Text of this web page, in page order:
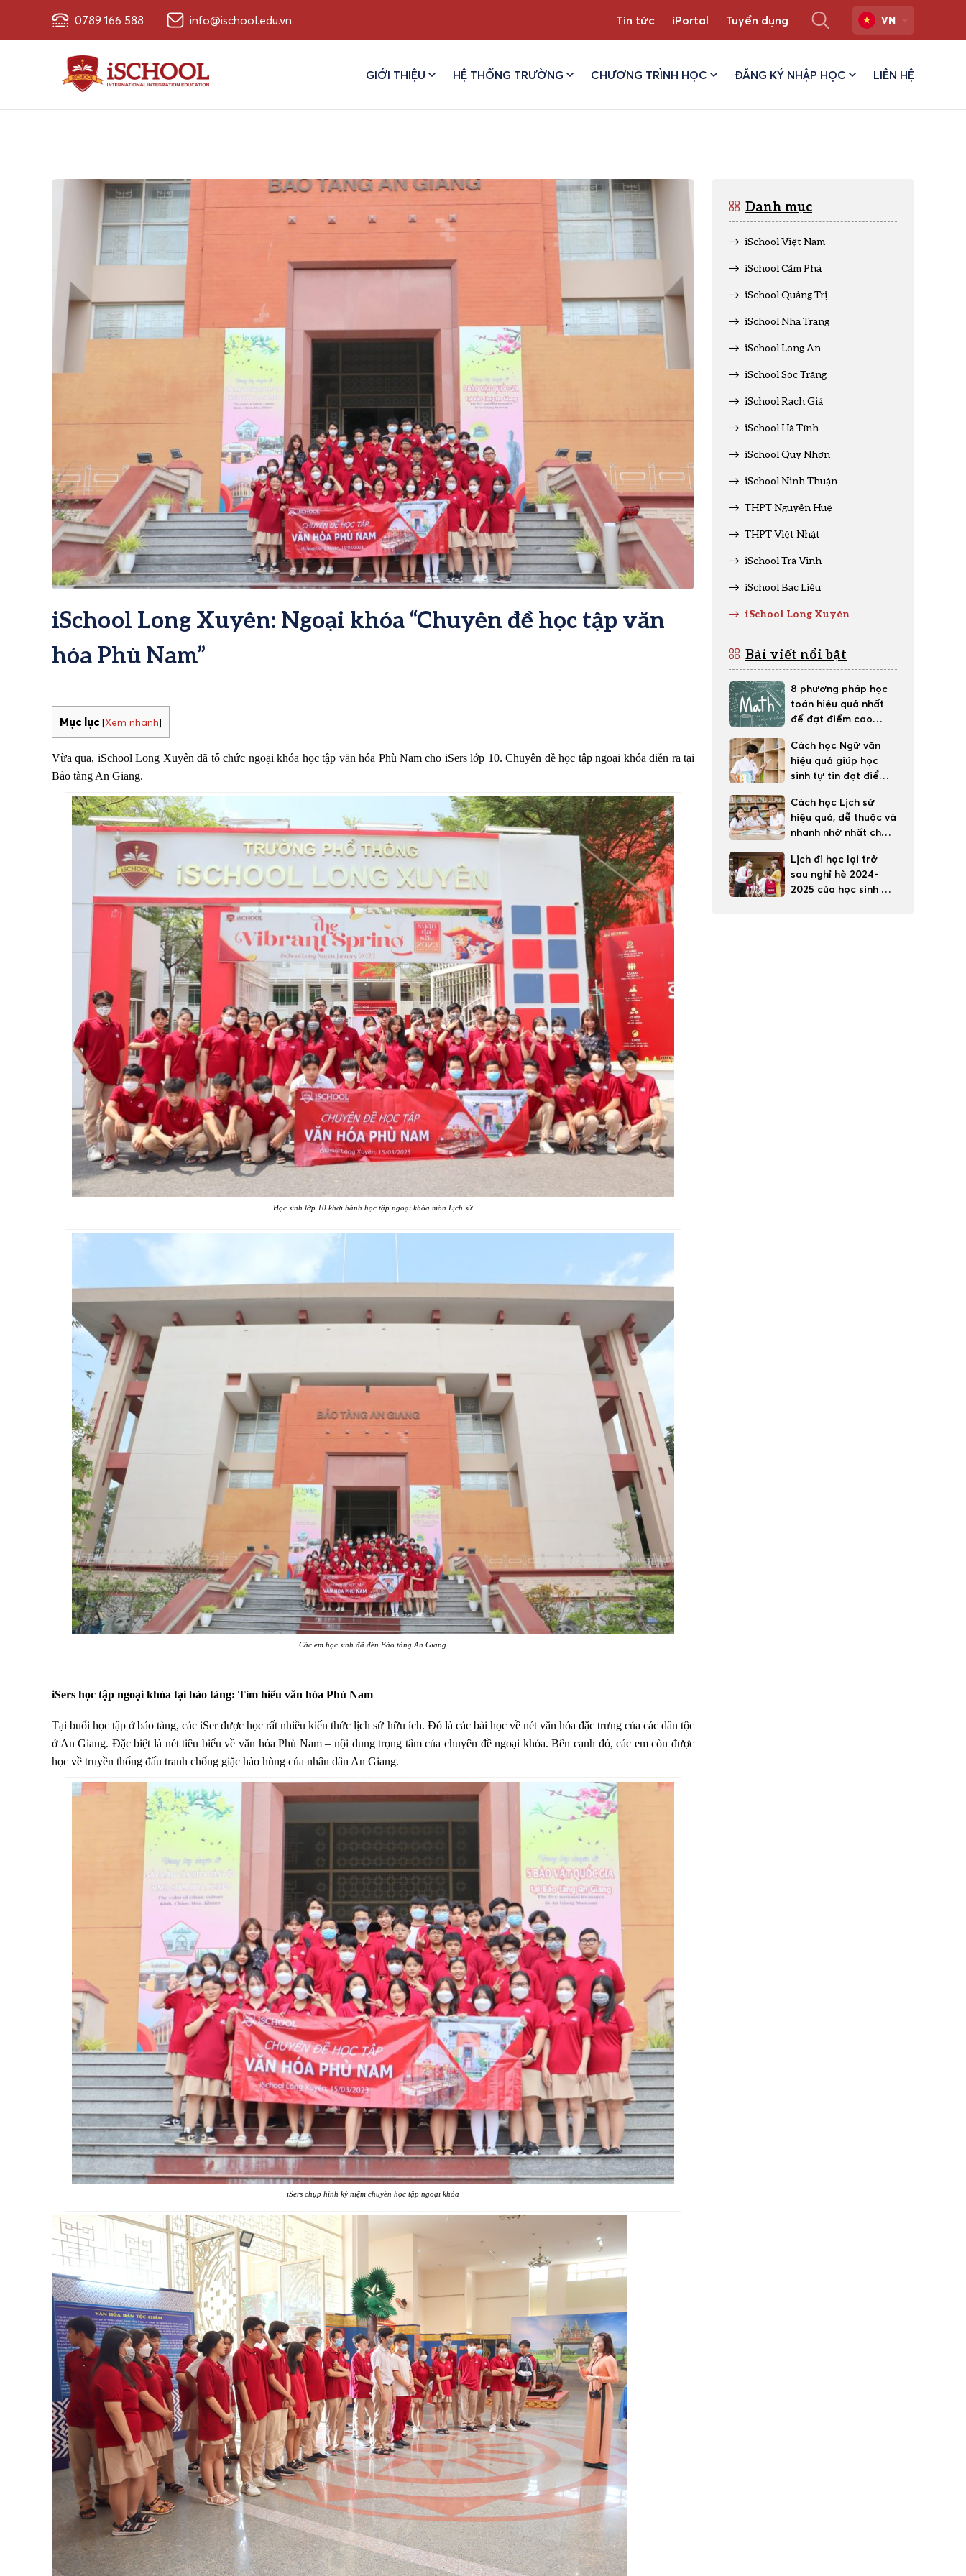
0789 166 588 info@ischool.edu.vn Tin tức iPortal Tuyển dụng VN
GIỚI THIỆU HỆ THỐNG TRƯỜNG CHƯƠNG TRÌNH HỌC ĐĂNG KÝ NHẬP HỌC LIÊN HỆ
iSchool Long Xuyên: Ngoại khóa “Chuyên đề học tập văn
hóa Phù Nam”
Mục lục [Xem nhanh]
Vừa qua, iSchool Long Xuyên đã tổ chức ngoại khóa học tập văn hóa Phù Nam cho iSers lớp 10. Chuyên đề học tập ngoại khóa diễn ra tại
Bảo tàng An Giang.
Học sinh lớp 10 khởi hành học tập ngoại khóa môn Lịch sử
Các em học sinh đã đến Bảo tàng An Giang
iSers học tập ngoại khóa tại bảo tàng: Tìm hiểu văn hóa Phù Nam
Tại buổi học tập ở bảo tàng, các iSer được học rất nhiều kiến thức lịch sử hữu ích. Đó là các bài học về nét văn hóa đặc trưng của các dân tộc
ở An Giang. Đặc biệt là nét tiêu biểu về văn hóa Phù Nam – nội dung trọng tâm của chuyên đề ngoại khóa. Bên cạnh đó, các em còn được
học về truyền thống đấu tranh chống giặc hào hùng của nhân dân An Giang.
iSers chụp hình kỷ niệm chuyến học tập ngoại khóa
Danh mục
iSchool Việt Nam
iSchool Cẩm Phả
iSchool Quảng Trị
iSchool Nha Trang
iSchool Long An
iSchool Sóc Trăng
iSchool Rạch Giá
iSchool Hà Tĩnh
iSchool Quy Nhơn
iSchool Ninh Thuận
THPT Nguyễn Huệ
THPT Việt Nhật
iSchool Trà Vinh
iSchool Bạc Liêu
iSchool Long Xuyên
Bài viết nổi bật
8 phương pháp học
toán hiệu quả nhất
để đạt điểm cao
Cách học Ngữ văn
hiệu quả giúp học
sinh tự tin đạt điểm
Cách học Lịch sử
hiệu quả, dễ thuộc và
nhanh nhớ nhất cho
Lịch đi học lại trở
sau nghỉ hè 2024-
2025 của học sinh 63